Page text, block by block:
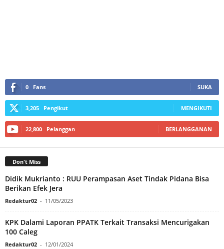
0 Fans SUKA
3,205 Pengikut MENGIKUTI
22,800 Pelanggan BERLANGGANAN
Don't Miss
Didik Mukrianto : RUU Perampasan Aset Tindak Pidana Bisa
Berikan Efek Jera
Redaktur02 - 11/05/2023
KPK Dalami Laporan PPATK Terkait Transaksi Mencurigakan
100 Caleg
Redaktur02 - 12/01/2024